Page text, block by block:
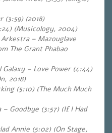
(3:59) (2018)
(Musicology, 2004)
– Mazouglave
The Grant Phabao
– Love Power (4:44)
2018)
(5:10) (The Much Much
Goodbye (3:57) (If I Had
Annie (5:02) (On Stage,